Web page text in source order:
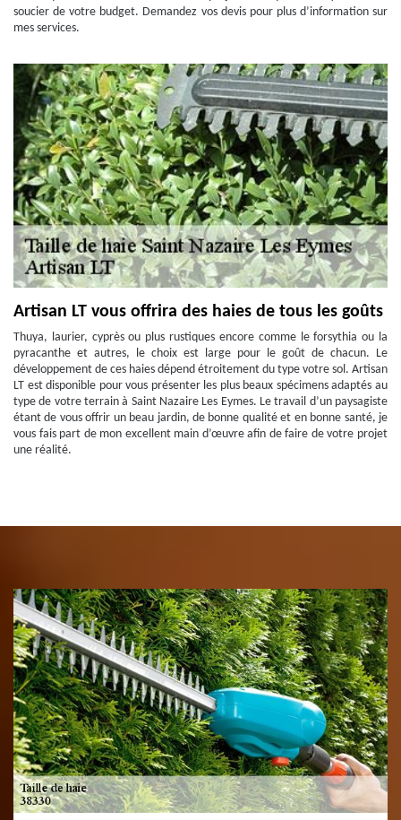
soucier de votre budget. Demandez vos devis pour plus d’information sur
mes services.
Artisan LT vous offrira des haies de tous les goûts
Thuya, laurier, cyprès ou plus rustiques encore comme le forsythia ou la
pyracanthe et autres, le choix est large pour le goût de chacun. Le
développement de ces haies dépend étroitement du type votre sol. Artisan
LT est disponible pour vous présenter les plus beaux spécimens adaptés au
type de votre terrain à Saint Nazaire Les Eymes. Le travail d’un paysagiste
étant de vous offrir un beau jardin, de bonne qualité et en bonne santé, je
vous fais part de mon excellent main d’œuvre afin de faire de votre projet
une réalité.